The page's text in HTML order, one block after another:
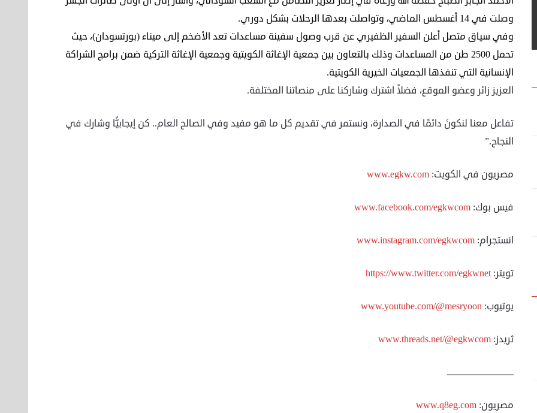
وصلت في 14 أغسطس الماضي، وتواصلت بعدها الرحلات بشكل دوري.
وفي سياق متصل أعلن السفير الظفيري عن قرب وصول سفينة مساعدات تعد الأضخم إلى ميناء (بورتسودان)، حيث
تحمل 2500 طن من المساعدات وذلك بالتعاون بين جمعية الإغاثة الكويتية وجمعية الإغاثة التركية ضمن برامج الشراكة
الإنسانية التي تنفذها الجمعيات الخيرية الكويتية.
العزيز زائر وعضو الموقع، فضلاً اشترك وشاركنا على منصاتنا المختلفة.
تفاعل معنا لنكونَ دائمًا في الصدارة، ونستمر في تقديم كل ما هو مفيد وفي الصالح العام.. كن إيجابيًّا وشارك في
النجاح.”
مصريون في الكويت: www.egkw.com
فيس بوك: www.facebook.com/egkwcom
انستجرام: www.instagram.com/egkwcom
تويتر:https://www.twitter.com/egkwnet
يوتيوب: www.youtube.com/@mesryoon
ثريدز: www.threads.net/@egkwcom
ـــــــــــــــــــــــــــــــــــــ
مصريون: www.q8eg.com